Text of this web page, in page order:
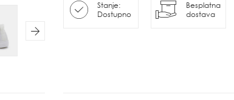
Next
Stanje:
Dostupno
Besplatna
dostava